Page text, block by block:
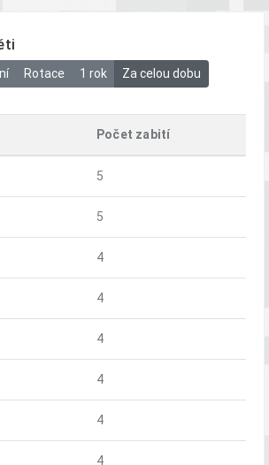
Rotace 1 rok Za celou dobu
Počet zabití
5
5
4
4
4
4
4
4